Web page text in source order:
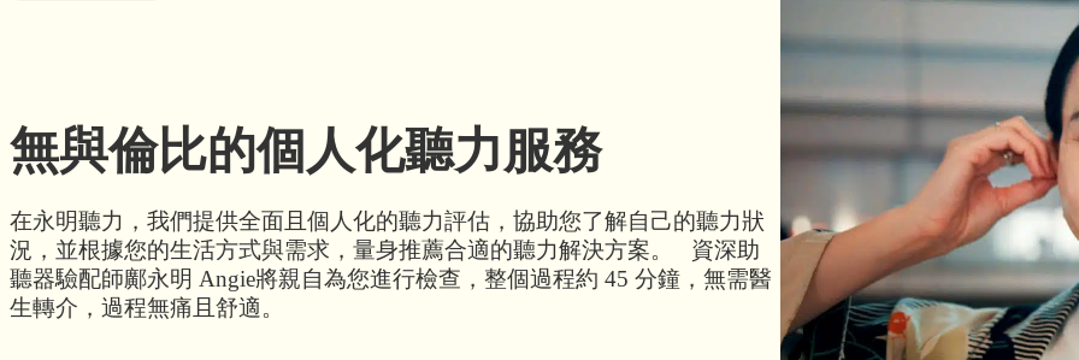
無與倫比的個人化聽力服務
在永明聽力，我們提供全面且個人化的聽力評估，協助您了解自己的聽力狀
況，並根據您的生活方式與需求，量身推薦合適的聽力解決方案。 資深助
聽器驗配師鄺永明 Angie將親自為您進行檢查，整個過程約 45 分鐘，無需醫
生轉介，過程無痛且舒適。